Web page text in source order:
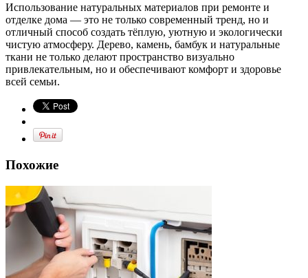
Использование натуральных материалов при ремонте и
отделке дома — это не только современный тренд, но и
отличный способ создать тёплую, уютную и экологически
чистую атмосферу. Дерево, камень, бамбук и натуральные
ткани не только делают пространство визуально
привлекательным, но и обеспечивают комфорт и здоровье
всей семьи.
Похожие